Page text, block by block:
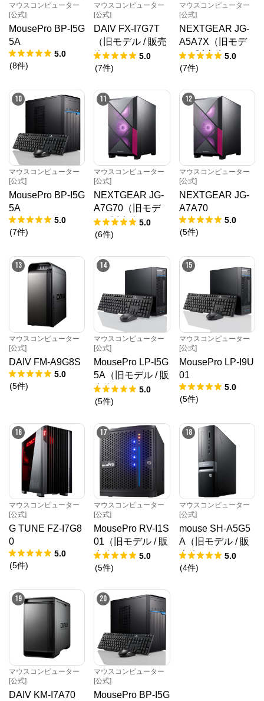
マウスコンピューター
[公式]
MousePro BP-I5G
5A
5.0
(8件)
マウスコンピューター
[公式]
DAIV FX-I7G7T
（旧モデル / 販売
終了）
5.0
(7件)
マウスコンピューター
[公式]
NEXTGEAR JG-
A5A7X（旧モデ
ル / 販売終了）
5.0
(7件)
10
マウスコンピューター
[公式]
MousePro BP-I5G
5A
5.0
(7件)
11
マウスコンピューター
[公式]
NEXTGEAR JG-
A7G70（旧モデ
ル / 販売終了）
5.0
(6件)
12
マウスコンピューター
[公式]
NEXTGEAR JG-
A7A70
5.0
(5件)
13
マウスコンピューター
[公式]
DAIV FM-A9G8S
5.0
(5件)
14
マウスコンピューター
[公式]
MousePro LP-I5G
5A（旧モデル / 販
売終了）
5.0
(5件)
15
マウスコンピューター
[公式]
MousePro LP-I9U
01
5.0
(5件)
16
マウスコンピューター
[公式]
G TUNE FZ-I7G8
0
5.0
(5件)
17
マウスコンピューター
[公式]
MousePro RV-I1S
01（旧モデル / 販
売終了）
5.0
(5件)
18
マウスコンピューター
[公式]
mouse SH-A5G5
A（旧モデル / 販
売終了）
5.0
(4件)
19
マウスコンピューター
[公式]
DAIV KM-I7A70
20
マウスコンピューター
[公式]
MousePro BP-I5G